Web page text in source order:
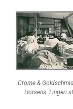
Crome &
Horsens. Lingeri